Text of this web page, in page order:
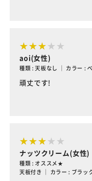
aoi(女性)
種類 : 天板なし ｜ カラー :
頑丈です!
ナッツクリーム(女性)
種類 : オススメ★
天板付き ｜ カラー : ブラッ